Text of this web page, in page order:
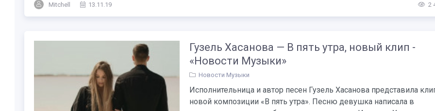
Mitchell 13.11.19 2
Гузель Хасанова — В пять утра, новый клип -
«Новости Музыки»
Новости Музыки
Исполнительница и автор песен Гузель Хасанова представила
новой композиции «В пять утра». Песню девушка написала в